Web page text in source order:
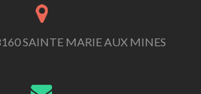
SAINTE MARIE AUX MINES